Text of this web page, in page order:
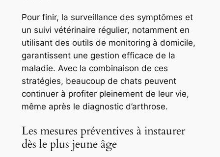
Pour finir, la surveillance des symptômes et
un suivi vétérinaire régulier, notamment en
utilisant des outils de monitoring à domicile,
garantissent une gestion efficace de la
maladie. Avec la combinaison de ces
stratégies, beaucoup de chats peuvent
continuer à profiter pleinement de leur vie,
même après le diagnostic d’arthrose.
Les mesures préventives à instaurer
dès le plus jeune âge